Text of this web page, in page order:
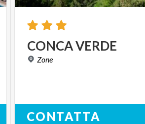
CONCAVERDE
Zone
CONTATTA